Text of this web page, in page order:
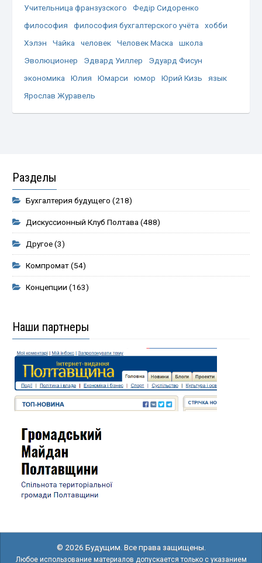
Учительница франзузского
Федір Сидоренко
философия
философия бухгалтерского учёта
хобби
Хэлэн
Чайка человек Человек Маска
школа
Эволюционер
Эдвард Уиллер
Эдуард Фисун
экономика
Юлия Юмарси юмор Юрий Кизь
язык
Ярослав Журавель
Разделы
Бухгалтерия будущего (218)
Дискуссионный Клуб Полтава (488)
Другое(3)
Компромат(54)
Концепции (163)
Наши партнеры
© 2026 Будущим. Все права защищены.
Любое использование материалов допускается только с указанием